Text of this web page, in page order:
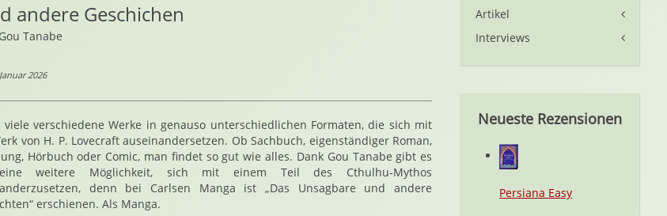
andere Geschichen
Tanabe
2026
viele verschiedene Werke in genauso unterschiedlichen Formaten, die sich mit
von H. P. Lovecraft auseinandersetzen. Ob Sachbuch, eigenständiger Roman,
Hörbuch oder Comic, man findet so gut wie alles. Dank Gou Tanabe gibt es
weitere Möglichkeit, sich mit einem Teil des Cthulhu-Mythos
denn bei Carlsen Manga ist „Das Unsagbare und andere
erschienen. Als Manga.
Artikel
Interviews
Neueste Rezensionen
Persiana Easy